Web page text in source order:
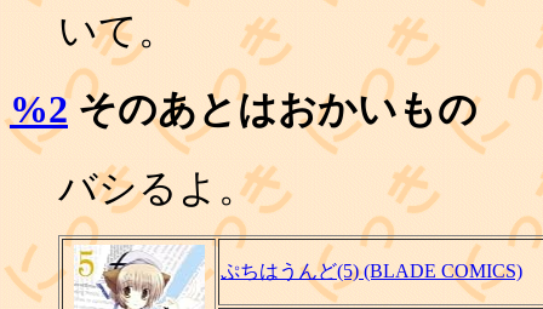
いて。
%2そのあとはおかいもの
バシるよ。
ぷちはうんど(5) (BLADE COMICS)